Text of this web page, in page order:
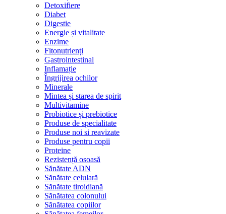
Detoxifiere
Diabet
Digestie
Energie și vitalitate
Enzime
Fitonutrienți
Gastrointestinal
Inflamație
Îngrijirea ochilor
Minerale
Mintea și starea de spirit
Multivitamine
Probiotice și prebiotice
Produse de specialitate
Produse noi si reavizate
Produse pentru copii
Proteine
Rezistență osoasă
Sănătate ADN
Sănătate celulară
Sănătate tiroidiană
Sănătatea colonului
Sănătatea copiilor